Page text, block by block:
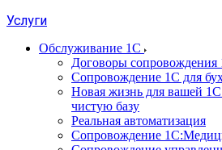
Услуги
Обслуживание 1С
Договоры сопровождения
Сопровождение 1С для
Новая жизнь для вашей
чистую базу
Реальная автоматизация
Сопровождение